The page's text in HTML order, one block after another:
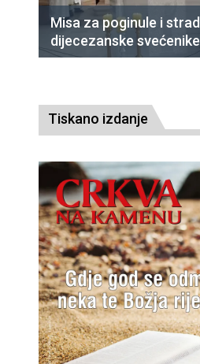
Misa za poginule i
dijecezanske
Tiskano izdanje